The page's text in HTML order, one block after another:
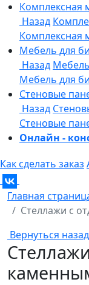
Онлайн -
Как сделать заказ
Главная
Стеллажи с
Вернуться назад